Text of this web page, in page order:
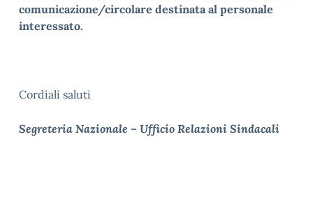
comunicazione/circolare destinata al personale
interessato.
Cordiali saluti
Segreteria Nazionale – Ufficio Relazioni Sindacali